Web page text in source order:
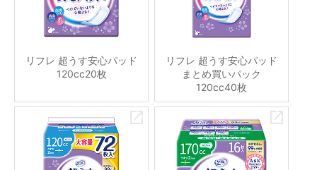
リフレ 超うす安心パッド
120cc20枚
リフレ 超うす安心パッド
まとめ買いパック
120cc40枚